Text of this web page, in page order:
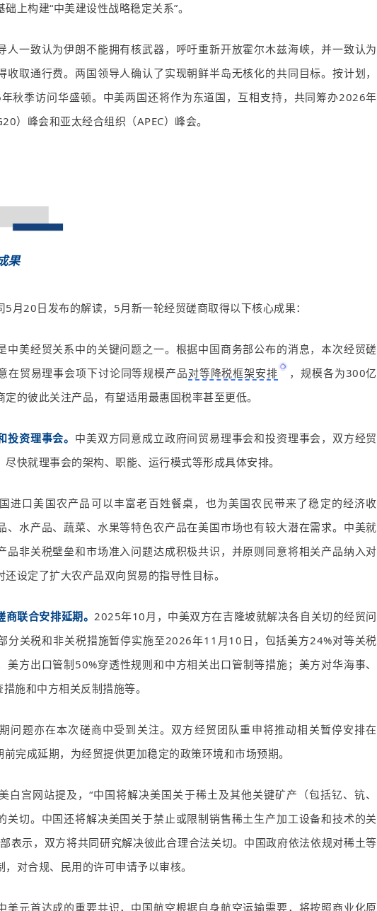
上构建“中美建设性战略稳定关系”。
人一致认为伊朗不能拥有核武器，呼吁重新开放霍尔木兹海峡，并一致认为
收取通行费。两国领导人确认了实现朝鲜半岛无核化的共同目标。按计划，
年秋季访问华盛顿。中美两国还将作为东道国，互相支持，共同筹办2026年
）峰会和亚太经合组织（APEC）峰会。
果
5 月20日发布的解读， 5月新一轮经贸磋商取得以下核心成果：
中美经贸关系中的关键问题之一。根据中国商务部公布的消息，本次经贸磋
在贸易理事会项下讨论同等规模产品对等降税框架安排 ，规模各为300亿
的彼此关注产品，有望适用最惠国税率甚至更低。
资理事会。 中美双方同意成立政府间贸易理事会和投资理事会，双方经贸
快就理事会的架构、职能、运行模式等形成具体安排。
进口美国农产品可以丰富老百姓餐桌，也为美国农民带来了稳定的经济收
、水产品、蔬菜、水果等特色农产品在美国市场也有较大潜在需求。中美就
品非关税壁垒和市场准入问题达成积极共识，并原则同意将相关产品纳入对
设定了扩大农产品双向贸易的指导性目标。
联合安排延期。 2025年10 月，中美双方在吉隆坡就解决各自关切的经贸问
分关税和非关税措施暂停实施至2026年11 月10 日，包括美方24%对等关税
美方出口管制50%穿透性规则和中方相关出口管制等措施；美方对华海事、
措施和中方相关反制措施等。
问题亦在本次磋商中受到关注。双方经贸团队重申将推动相关暂停安排在
前完成延期，为经贸提供更加稳定的政策环境和市场预期。
白宫网站提及，“中国将解决美国关于稀土及其他关键矿产（包括钇、钪、
关切。中国还将解决美国关于禁止或限制销售稀土生产加工设备和技术的关
表示，双方将共同研究解决彼此合理合法关切。中国政府依法依规对稀土等
对合规、民用的许可申请予以审核。
美元首达成的重要共识，中国航空根据自身航空运输需要，将按照商业化原